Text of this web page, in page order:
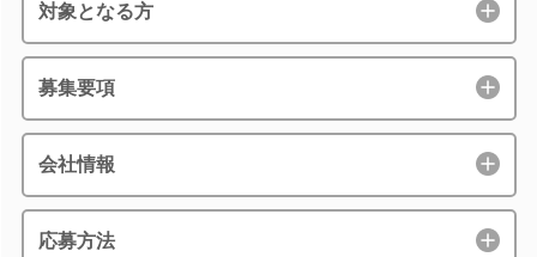
対象となる方
募集要項
会社情報
応募方法